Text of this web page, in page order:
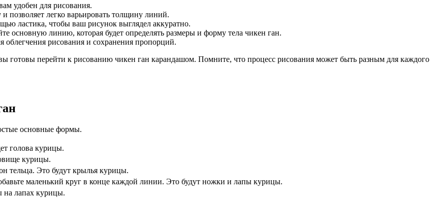
удобен для рисования.
позволяет легко варьировать толщину линий.
ластика, чтобы ваш рисунок выглядел аккуратно.
основную линию, которая будет определять размеры и форму тела чикен ган.
рисования и сохранения пропорций.
готовы перейти к рисованию чикен ган карандашом. Помните, что процесс рисования может быть разным для каждого
основные формы.
голова курицы.
курицы.
тельца. Это будут крылья курицы.
маленький круг в конце каждой линии. Это будут ножки и лапы курицы.
на лапах курицы.